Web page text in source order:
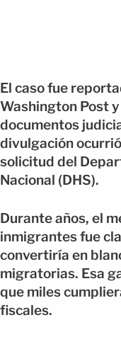
El caso fue
Washington Post
documentos
divulgación
solicitud del
Nacional (DHS).
Durante años, el
inmigrantes fue
convertiría en
migratorias. Esa
que miles
fiscales.